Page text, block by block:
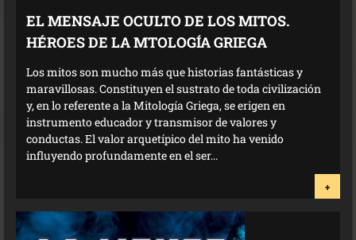
EL MENSAJE OCULTO DE LOS MITOS.
HÉROES DE LA MTOLOGÍA GRIEGA
Los mitos son mucho más que historias fantásticas y
maravillosas. Constituyen el sustrato de toda civilización
y, en lo referente a la Mitología Griega, se erigen en
instrumento educador y transmisor de valores y
conductas. El valor arquetípico del mito ha venido
influyendo profundamente en el ser...
+